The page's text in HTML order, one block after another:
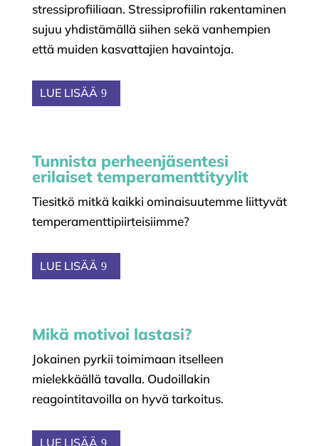
stressiprofiiliaan. Stressiprofiilin rakentaminen
sujuu yhdistämällä siihen sekä vanhempien
että muiden kasvattajien havaintoja.
LUE LISÄÄ
Tunnista perheenjäsentesi
erilaiset temperamenttityylit
Tiesitkö mitkä kaikki ominaisuutemme liittyvät
temperamenttipiirteisiimme?
LUE LISÄÄ
Mikä motivoi lastasi?
Jokainen pyrkii toimimaan itselleen
mielekkäällä tavalla. Oudoillakin
reagointitavoilla on hyvä tarkoitus.
LUE LISÄÄ